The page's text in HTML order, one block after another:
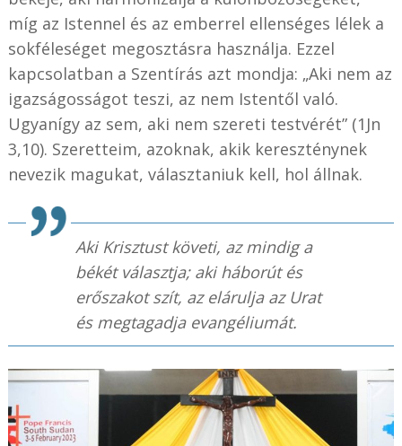
míg az Istennel és az emberrel ellenséges lélek a
sokféleséget megosztásra használja. Ezzel
kapcsolatban a Szentírás azt mondja: „Aki nem az
igazságosságot teszi, az nem Istentől való.
Ugyanígy az sem, aki nem szereti testvérét” (1Jn
3,10). Szeretteim, azoknak, akik kereszténynek
nevezik magukat, választaniuk kell, hol állnak.
Aki Krisztust követi, az mindig a
békét választja; aki háborút és
erőszakot szít, az elárulja az Urat
és megtagadja evangéliumát.